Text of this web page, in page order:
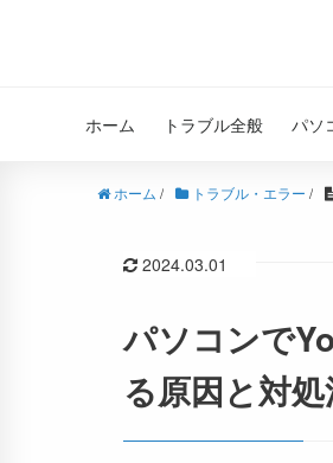
ホーム トラブル全般 パソ
ホーム / トラブル・エラー /
2024.03.01
パソコンで
る原因と対